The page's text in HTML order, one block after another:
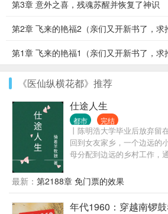
第3章 意外之喜，残魂苏醒并恢复了神识
第2章 飞来的艳福2（亲们又开新书了，求
第1章 飞来的艳福1（亲们又开新书了，求
《医仙纵横花都》推荐
仕途人生
都市 完结
丨陈明浩大学毕业后放弃留
回到女友家乡，一个边远的
母分配到边远的乡村工作，
在背景的支持和自己的努力
途高歌，做到了封疆大吏，
的“当官不为民做主，不如回
最新： 第2188章 免门票的效果
年代1960：穿越南锣鼓